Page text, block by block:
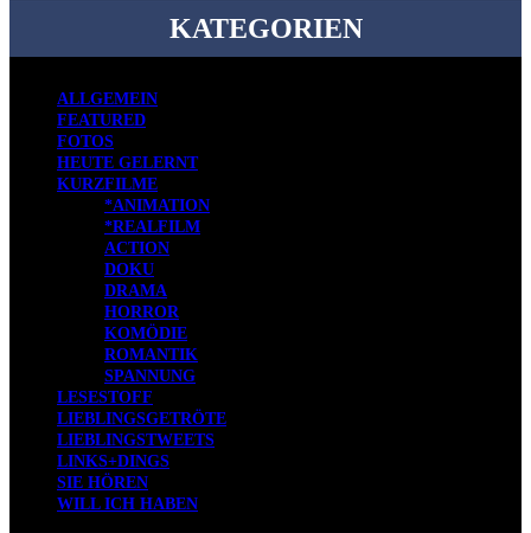
KATEGORIEN
ALLGEMEIN
FEATURED
FOTOS
HEUTE GELERNT
KURZFILME
*ANIMATION
*REALFILM
ACTION
DOKU
DRAMA
HORROR
KOMÖDIE
ROMANTIK
SPANNUNG
LESESTOFF
LIEBLINGSGETRÖTE
LIEBLINGSTWEETS
LINKS+DINGS
SIE HÖREN
WILL ICH HABEN